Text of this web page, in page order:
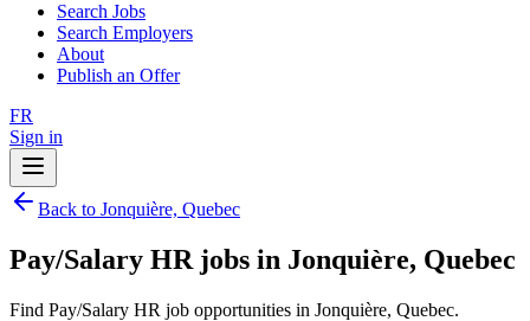
Search Jobs
Search Employers
About
Publish an Offer
FR
Sign in
Back to Jonquière, Quebec
Pay/Salary HR jobs in Jonquière, Quebec
Find Pay/Salary HR job opportunities in Jonquière, Quebec.